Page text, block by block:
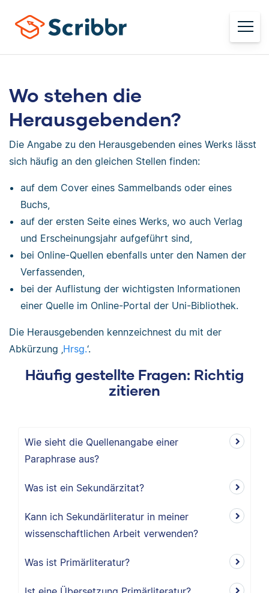
Wo stehen die
Herausgebenden?
Die Angabe zu den Herausgebenden eines Werks lässt
sich häufig an den gleichen Stellen finden:
auf dem Cover eines Sammelbands oder eines
Buchs,
auf der ersten Seite eines Werks, wo auch Verlag
und Erscheinungsjahr aufgeführt sind,
bei Online-Quellen ebenfalls unter den Namen der
Verfassenden,
bei der Auflistung der wichtigsten Informationen
einer Quelle im Online-Portal der Uni-Bibliothek.
Die Herausgebenden kennzeichnest du mit der
Abkürzung ‚Hrsg.‘.
Häufig gestellte Fragen: Richtig
zitieren
Wie sieht die Quellenangabe einer
Paraphrase aus?
Was ist ein Sekundärzitat?
Kann ich Sekundärliteratur in meiner
wissenschaftlichen Arbeit verwenden?
Was ist Primärliteratur?